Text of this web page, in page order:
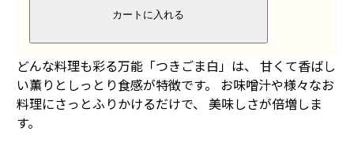
カートに入れる
どんな料理も彩る万能「つきごま白」は、 甘くて香ばし
い薫りとしっとり食感が特徴です。 お味噌汁や様々なお
料理にさっとふりかけるだけで、 美味しさが倍増しま
す。